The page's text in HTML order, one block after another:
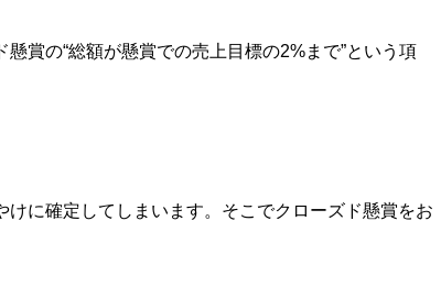
賞の“総額が懸賞での売上目標の2%まで”という項
に確定してしまいます。そこでク ローズド懸賞をお